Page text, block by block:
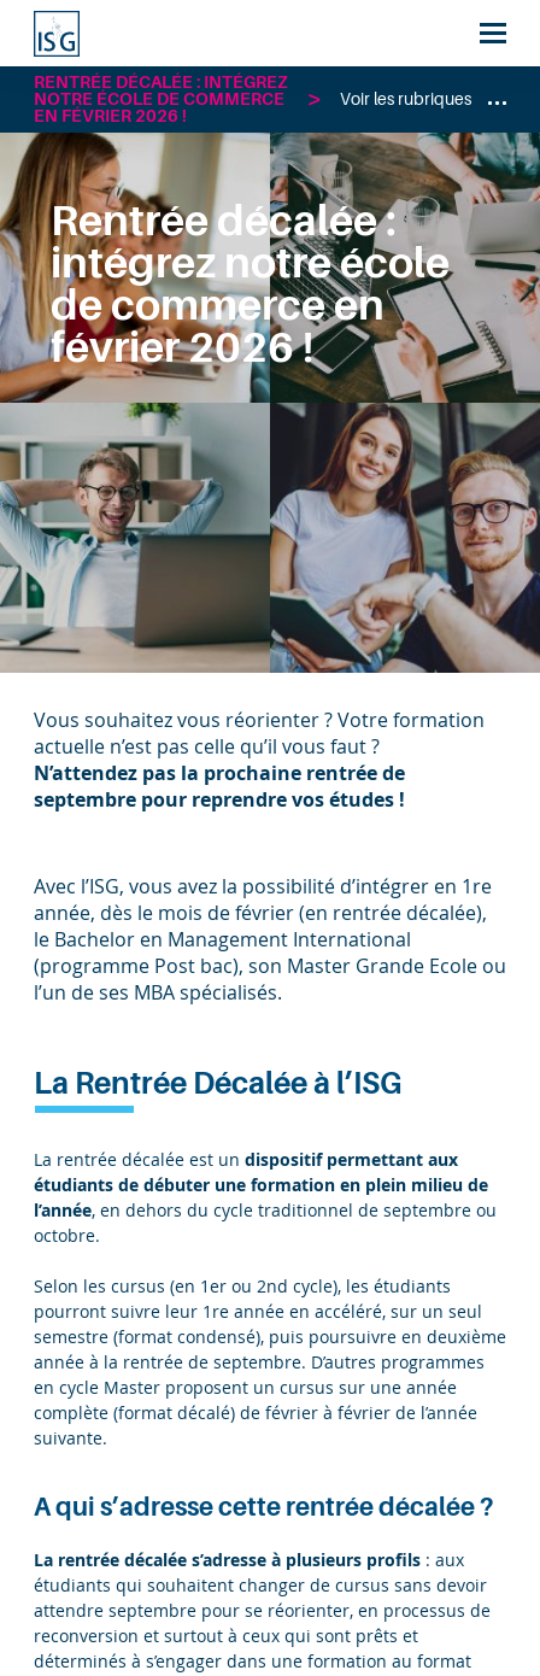
Rentrée décalée :
intégrez notre école
de commerce en
février 2026 !
RENTRÉE DÉCALÉE : INTÉGREZ
NOTRE ÉCOLE DE COMMERCE
EN FÉVRIER 2026 !
Voir les rubriques
Vous souhaitez vous réorienter ? Votre formation
actuelle n’est pas celle qu’il vous faut ?
N’attendez pas la prochaine rentrée de
septembre pour reprendre vos études !
Avec l’ISG, vous avez la possibilité d’intégrer en 1re
année, dès le mois de février (en rentrée décalée),
le Bachelor en Management International
(programme Post bac), son Master Grande Ecole ou
l’un de ses MBA spécialisés.
La Rentrée Décalée à l’ISG
La rentrée décalée est un dispositif permettant aux
étudiants de débuter une formation en plein milieu de
l’année, en dehors du cycle traditionnel de septembre ou
octobre.
Selon les cursus (en 1er ou 2nd cycle), les étudiants
pourront suivre leur 1re année en accéléré, sur un seul
semestre (format condensé), puis poursuivre en deuxième
année à la rentrée de septembre. D’autres programmes
en cycle Master proposent un cursus sur une année
complète (format décalé) de février à février de l’année
suivante.
A qui s’adresse cette rentrée décalée ?
La rentrée décalée s’adresse à plusieurs profils : aux
étudiants qui souhaitent changer de cursus sans devoir
attendre septembre pour se réorienter, en processus de
reconversion et surtout à ceux qui sont prêts et
déterminés à s’engager dans une formation au format